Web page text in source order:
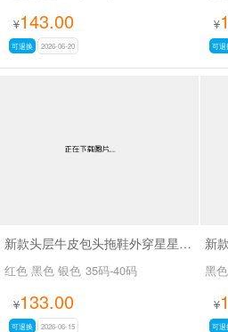
¥143.00
可退换 2026-06-20
¥
可退
新款头层牛皮包头拖鞋外穿星星做旧脏脏鞋SA26019
红色 黑色 银色 35码-40码
¥133.00
可退换 2026-06-15
黑
¥
可退